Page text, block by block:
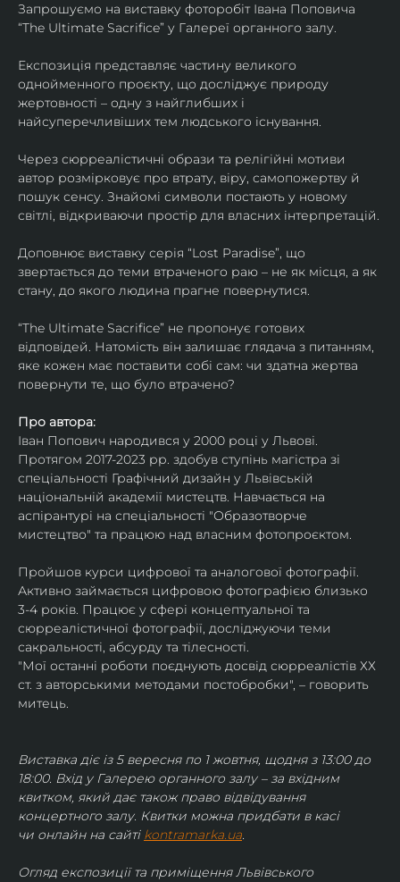
Запрошуємо на виставку фоторобіт Івана Поповича
“The Ultimate Sacrifice” у Галереї органного залу.
Експозиція представляє частину великого
однойменного проєкту, що досліджує природу
жертовності – одну з найглибших і
найсуперечливіших тем людського існування.
Через сюрреалістичні образи та релігійні мотиви
автор розмірковує про втрату, віру, самопожертву й
пошук сенсу. Знайомі символи постають у новому
світлі, відкриваючи простір для власних інтерпретацій.
Доповнює виставку серія “Lost Paradise”, що
звертається до теми втраченого раю – не як місця, а як
стану, до якого людина прагне повернутися.
“The Ultimate Sacrifice” не пропонує готових
відповідей. Натомість він залишає глядача з питанням,
яке кожен має поставити собі сам: чи здатна жертва
повернути те, що було втрачено?
Про автора:
Іван Попович народився у 2000 році у Львові.
Протягом 2017-2023 рр. здобув ступінь магістра зі
спеціальності Графічний дизайн у Львівській
національній академії мистецтв. Навчається на
аспірантурі на спеціальності "Образотворче
мистецтво" та працюю над власним фотопроєктом.
Пройшов курси цифрової та аналогової фотографії.
Активно займається цифровою фотографією близько
3-4 років. Працює у сфері концептуальної та
сюрреалістичної фотографії, досліджуючи теми
сакральності, абсурду та тілесності.
"Мої останні роботи поєднують досвід сюрреалістів ХХ
ст. з авторськими методами постобробки", – говорить
митець.
Виставка діє із 5 вересня по 1 жовтня, щодня з 13:00 до
18:00. Вхід у Галерею органного залу – за вхідним
квитком, який дає також право відвідування
концертного залу. Квитки можна придбати в касі
чи онлайн на сайті kontramarka.ua.
Огляд експозиції та приміщення Львівського